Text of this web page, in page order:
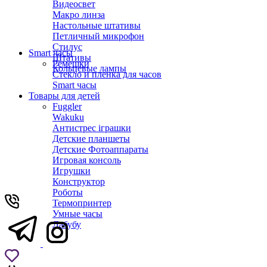
Видеосвет
Макро линза
Настольные штативы
Петличный микрофон
Стилус
Штативы
Кольцевые лампы
Smart часы
Ремешки
Стекло и пленка для часов
Smart часы
Товары для детей
Fuggler
Wakuku
Антистрес іграшки
Детские планшеты
Детские Фотоаппараты
Игровая консоль
Игрушки
Конструктор
Роботы
Термопринтер
Умные часы
Лабубу